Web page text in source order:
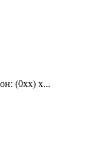
(0xx) x...